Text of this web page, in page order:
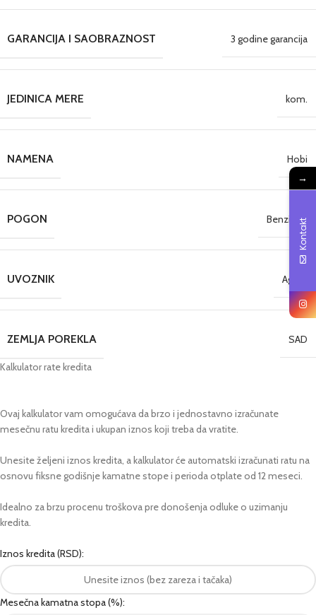
GARANCIJA I SAOBRAZNOST 3 godine garancija
JEDINICA MERE kom.
NAMENA Hobi
POGON Benzinski
UVOZNIK Agava
ZEMLJA POREKLA SAD
Kalkulator rate kredita
Ovaj kalkulator vam omogućava da brzo i jednostavno izračunate
mesečnu ratu kredita i ukupan iznos koji treba da vratite.
Unesite željeni iznos kredita, a kalkulator će automatski izračunati ratu na
osnovu fiksne godišnje kamatne stope i perioda otplate od 12 meseci.
Idealno za brzu procenu troškova pre donošenja odluke o uzimanju
kredita.
Iznos kredita (RSD):
Mesečna kamatna stopa (%):
→
Kontakt